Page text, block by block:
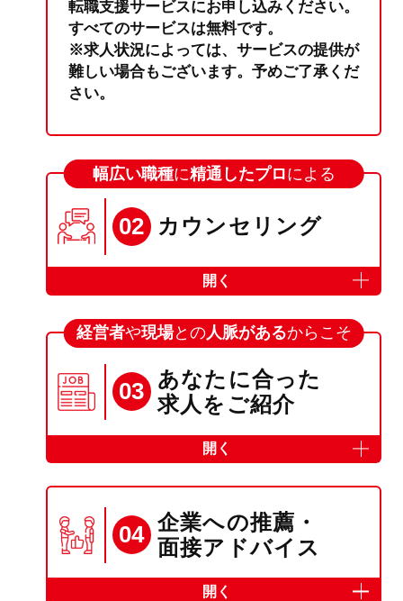
転職支援サービスにお申し込みください。
すべてのサービスは無料です。
※求人状況によっては、サービスの提供が
難しい場合もございます。予めご了承くだ
さい。
02
幅広い職種に精通したプロによる
カウンセリング
開く
03
経営者や現場との人脈があるからこそ
あなたに合った
求人をご紹介
開く
04 企業への推薦・
面接アドバイス
開く